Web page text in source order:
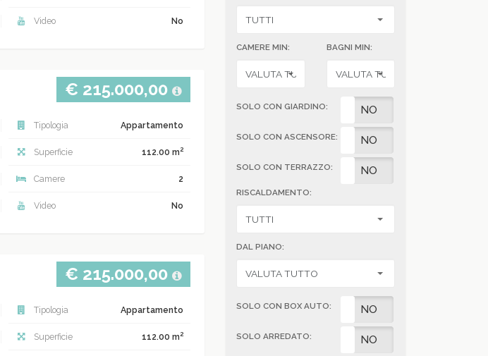
Video No
€ 215.000,00
Tipologia Appartamento
Superficie 112.00 m2
Camere 2
Video No
€ 215.000,00
Tipologia Appartamento
Superficie 112.00 m2
CAMERE MIN: BAGNI MIN:
SOLO CON GIARDINO:
SI NO
SOLO CON ASCENSORE:
SI NO
SOLO CON TERRAZZO:
SI NO
RISCALDAMENTO:
DAL PIANO:
SOLO CON BOX AUTO:
SI NO
SOLO ARREDATO:SI NO